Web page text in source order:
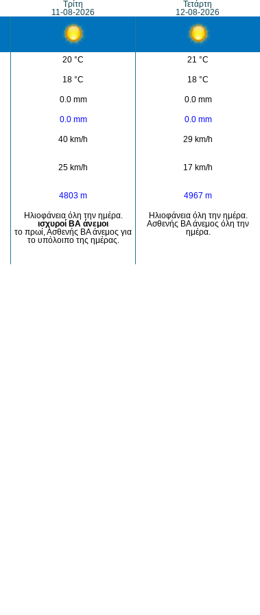
Τρίτη
11-08-2026
Τετάρτη
12-08-2026
20 °C 21 °C
18 °C 18 °C
0.0 mm 0.0 mm
0.0 mm 0.0 mm
40 km/h 29 km/h
25 km/h 17 km/h
4803 m 4967 m
Ηλιοφάνεια όλη την ημέρα.
ισχυροί ΒΑ άνεμοι
το πρωί, Ασθενής ΒΑ άνεμος για
το υπόλοιπο της ημέρας.
Ηλιοφάνεια όλη την ημέρα.
Ασθενής ΒΑ άνεμος όλη την
ημέρα.